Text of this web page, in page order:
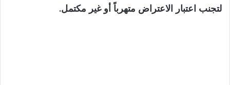
لتجنب اعتبار الاعتراض متهرباً أو غير مكتمل.